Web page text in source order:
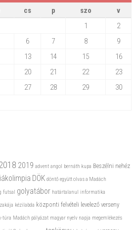
cs p szo
v
1
2
6 7 8
9
13 14 15
16
20 21 22
23
27 28 29
30
2019 advent angol bernáth kupa Beszélni nehéz
DÖK döntő együtt olvas a Madách
futsal golyatábor határtalanul informatika
kézilabda központi felvételi levelező verseny
túra Madách pályázat magyar nyelv napja megemlékezés